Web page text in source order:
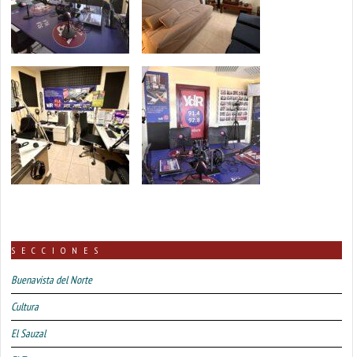
SECCIONES
Buenavista del Norte
Cultura
El Sauzal